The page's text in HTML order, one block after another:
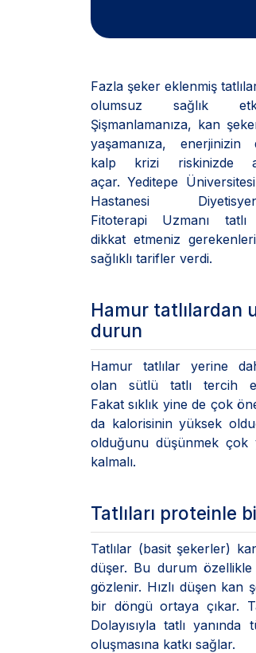
Fazla şeker eklenmiş
olumsuz sağlık
Şişmanlamanıza, kan
yaşamanıza, enerjinizin
kalp krizi riskinizde
açar. Yeditepe
Hastanesi
Fitoterapi Uzmanı tatlı
dikkat etmeniz
sağlıklı tarifler verdi.
Hamur tatlılardan
durun
Hamur tatlılar yerine
olan sütlü tatlı tercih
Fakat sıklık yine de çok
da kalorisinin yüksek
olduğunu düşünmek çok
kalmalı.
Tatlıları proteinle
Tatlılar (basit şekerler)
düşer. Bu durum özellikle
gözlenir. Hızlı düşen kan
bir döngü ortaya çıkar.
Dolayısıyla tatlı
oluşmasına katkı sağlar.